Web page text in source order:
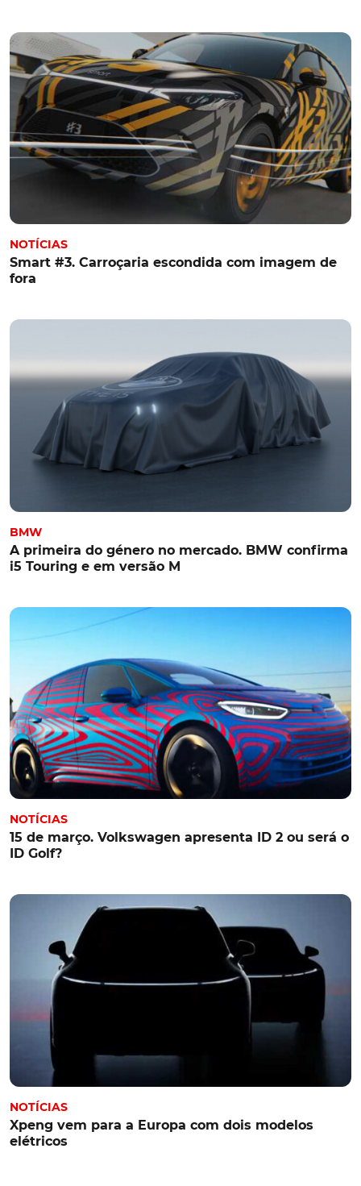
NOTÍCIAS
Smart #3. Carroçaria escondida com imagem de
fora
BMW
A primeira do género no mercado. BMW confirma
i5 Touring e em versão M
NOTÍCIAS
15 de março. Volkswagen apresenta ID 2 ou será o
ID Golf?
NOTÍCIAS
Xpeng vem para a Europa com dois modelos
elétricos